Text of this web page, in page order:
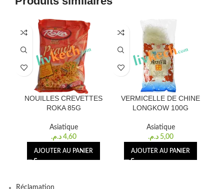
NOUILLES CREVETTES
ROKA 85G
Asiatique
4,60 د.م.
AJOUTER AU PANIER
VERMICELLE DE CHINE
LONGKOW 100G
Asiatique
5,00 د.م.
AJOUTER AU PANIER
Réclamation